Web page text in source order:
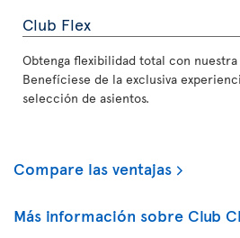
Club Flex
Obtenga flexibilidad total con
Benefíciese de la exclusiva
selección de asientos.
Compare las ventajas
Más información sobre Club